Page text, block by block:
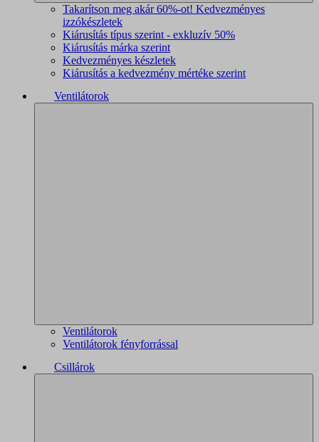
Takarítson meg akár 60%-ot! Kedvezményes
izzókészletek
Kiárusítás típus szerint - exkluzív 50%
Kiárusítás márka szerint
Kedvezményes készletek
Kiárusítás a kedvezmény mértéke szerint
Ventilátorok
Ventilátorok
Ventilátorok fényforrással
Csillárok